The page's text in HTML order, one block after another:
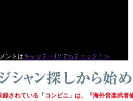
ントはキャッチーTVでもチェック！≫
されている「コンビニ」は、『海外音楽武者